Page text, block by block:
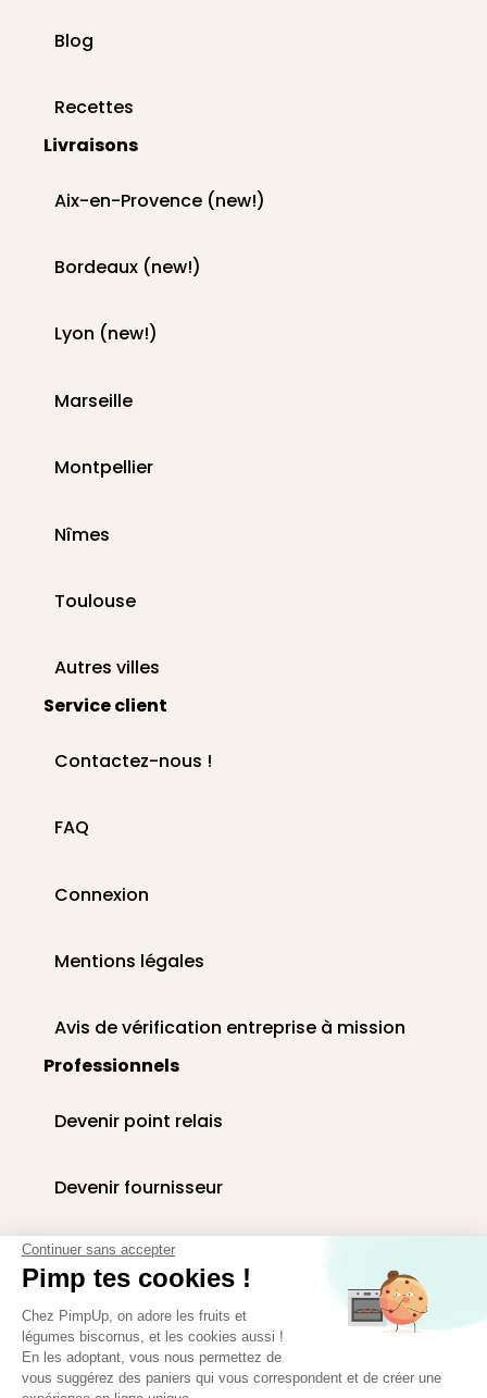
Continuer sans accepter
Pimp tes cookies !
Chez PimpUp, on adore les fruits et
légumes biscornus, et les cookies aussi !
En les adoptant, vous nous permettez de
vous suggérez des paniers qui vous correspondent et de créer une
Blog
Recettes
Livraisons
Aix-en-Provence (new!)
Bordeaux (new!)
Lyon (new!)
Marseille
Montpellier
Nîmes
Toulouse
Autres villes
Service client
Contactez-nous !
FAQ
Connexion
Mentions légales
Avis de vérification entreprise à mission
Professionnels
Devenir point relais
Devenir fournisseur
Livraison paniers en entreprise
Corbeilles de fruits au bureau
Espace presse